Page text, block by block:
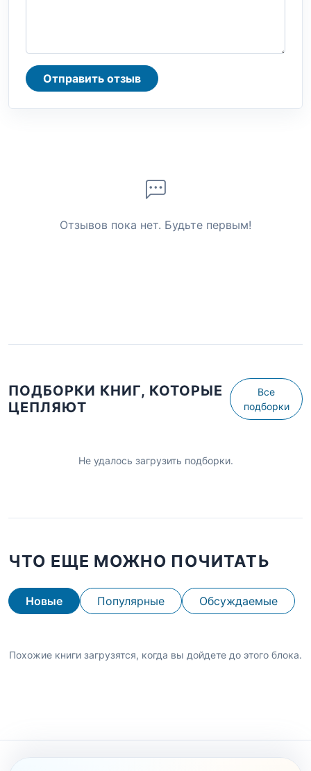
Отправить отзыв
Отзывов пока нет. Будьте первым!
ПОДБОРКИ КНИГ, КОТОРЫЕ
ЦЕПЛЯЮТ
Все
подборки
Не удалось загрузить подборки.
ЧТО ЕЩЕ МОЖНО ПОЧИТАТЬ
Новые Популярные Обсуждаемые
Похожие книги загрузятся, когда вы дойдете до этого блока.